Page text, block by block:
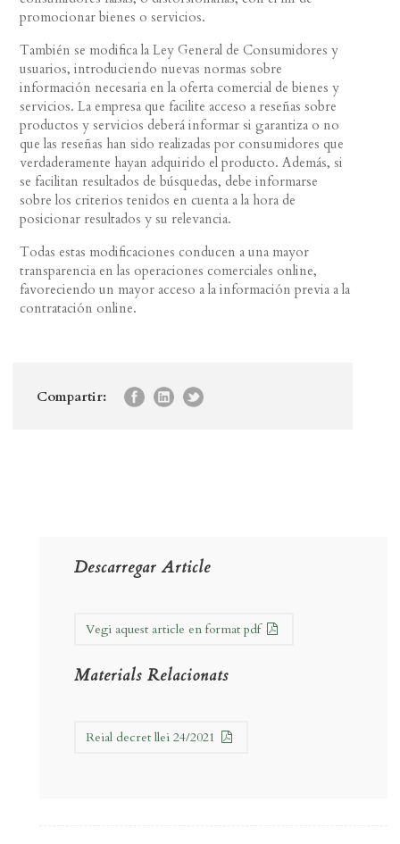
promocionar bienes o servicios.
También se modifica la Ley General de Consumidores y
usuarios, introduciendo nuevas normas sobre
información necesaria en la oferta comercial de bienes y
servicios. La empresa que facilite acceso a reseñas sobre
productos y servicios deberá informar si garantiza o no
que las reseñas han sido realizadas por consumidores que
verdaderamente hayan adquirido el producto. Además, si
se facilitan resultados de búsquedas, debe informarse
sobre los criterios tenidos en cuenta a la hora de
posicionar resultados y su relevancia.
Todas estas modificaciones conducen a una mayor
transparencia en las operaciones comerciales online,
favoreciendo un mayor acceso a la información previa a la
contratación online.
Compartir:
Descarregar Article
Vegi aquest article en format pdf
Materials Relacionats
Reial decret llei 24/2021